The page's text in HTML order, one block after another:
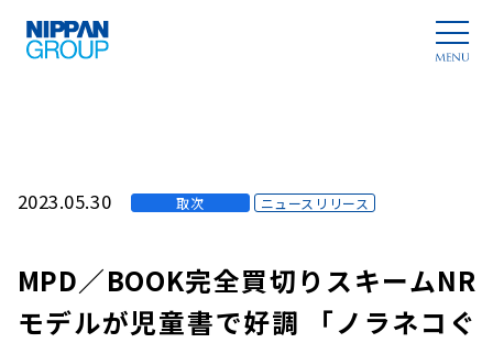
2023.05.30 取次 ニュースリリース
MPD／BOOK完全買切りスキームNR
モデルが児童書で好調 「ノラネコぐ